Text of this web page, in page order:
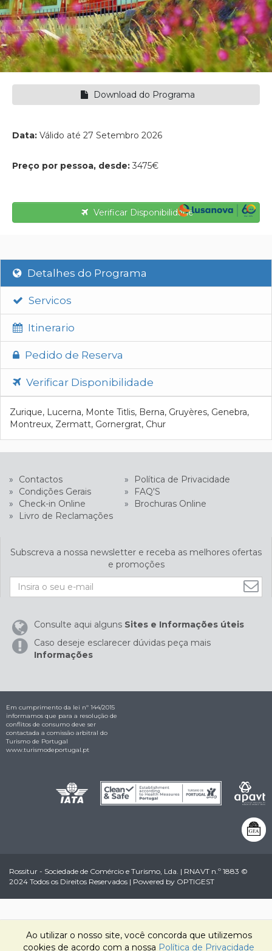
Download do Programa
Data: Válido até 27 Setembro 2026
Preço por pessoa, desde: 3475€
Verificar Disponibilidade
Detalhes do Programa
Servicos
Itinerario
Pedido de Reserva
Verificar Disponibilidade
Zurique, Lucerna, Monte Titlis, Berna, Gruyères, Genebra,
Montreux, Zermatt, Gornergrat, Chur
» Contactos »
Política de Privacidade
»
Condições Gerais »
FAQ'S
»
Check-in Online »
Brochuras Online
»
Livro de Reclamações
Subscreva a nossa newsletter e receba as melhores ofertas
e promoções
Consulte aqui alguns Sites e Informações úteis
Caso deseje esclarecer dúvidas peça mais
Informações
Em cumprimento da lei nº 144/2015
informamos que para a resolução de
conflitos de consumo deve ser
contactada a comissão arbitral do
Turismo de Portugal
www.turismodeportugal.pt
Rossitur - Sociedade de Comércio e Turismo, Lda. | RNAVT n.º 1883 ©
2024 Todos os Direitos Reservados | Powered by OPTIGEST
Ao utilizar o nosso site, você concorda que utilizemos
cookies de acordo com a nossa Política de Privacidade